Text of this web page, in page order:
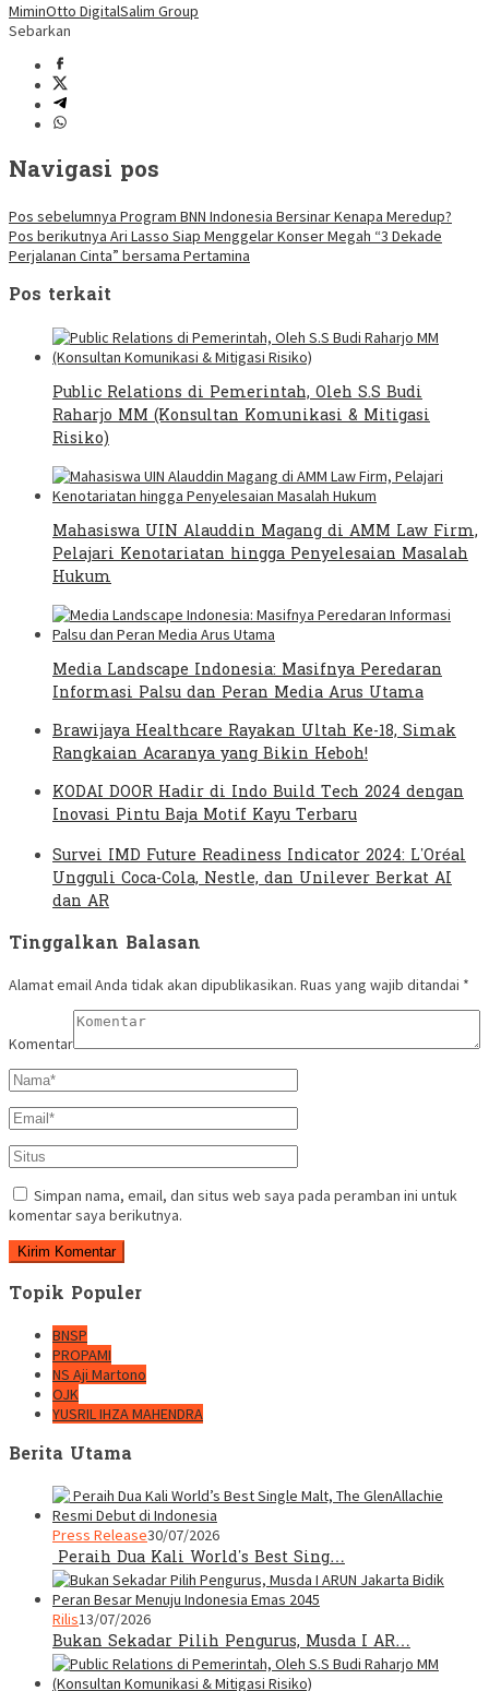
MiminOtto DigitalSalim Group
Sebarkan
Navigasi pos
Pos sebelumnya Program BNN Indonesia Bersinar Kenapa Meredup?
Pos berikutnya Ari Lasso Siap Menggelar Konser Megah “3 Dekade
Perjalanan Cinta” bersama Pertamina
Pos terkait
Public Relations di Pemerintah, Oleh S.S Budi
Raharjo MM (Konsultan Komunikasi & Mitigasi
Risiko)
Mahasiswa UIN Alauddin Magang di AMM Law Firm,
Pelajari Kenotariatan hingga Penyelesaian Masalah
Hukum
Media Landscape Indonesia: Masifnya Peredaran
Informasi Palsu dan Peran Media Arus Utama
Brawijaya Healthcare Rayakan Ultah Ke-18, Simak
Rangkaian Acaranya yang Bikin Heboh!
KODAI DOOR Hadir di Indo Build Tech 2024 dengan
Inovasi Pintu Baja Motif Kayu Terbaru
Survei IMD Future Readiness Indicator 2024: L’Oréal
Ungguli Coca-Cola, Nestle, dan Unilever Berkat AI
dan AR
Tinggalkan Balasan
Alamat email Anda tidak akan dipublikasikan. Ruas yang wajib ditandai *
Komentar
Simpan nama, email, dan situs web saya pada peramban ini untuk
komentar saya berikutnya.
Topik Populer
BNSP
PROPAMI
NS Aji Martono
OJK
YUSRIL IHZA MAHENDRA
Berita Utama
Press Release30/07/2026
Peraih Dua Kali World’s Best Sing…
Rilis13/07/2026
Bukan Sekadar Pilih Pengurus, Musda I AR…